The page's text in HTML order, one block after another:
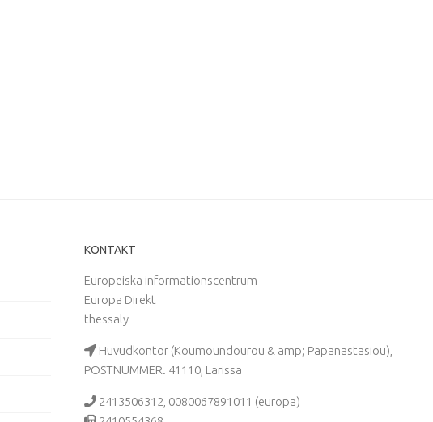
KONTAKT
Europeiska informationscentrum
Europa Direkt
thessaly
Huvudkontor (Koumoundourou & amp; Papanastasiou),
POSTNUMMER. 41110, Larissa
2413506312, 0080067891011 (europa)